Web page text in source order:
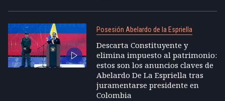
Posesión Abelardo de la Espriella
Descarta Constituyente y
elimina impuesto al patrimonio:
estos son los anuncios claves de
Abelardo De La Espriella tras
juramentarse presidente en
Colombia